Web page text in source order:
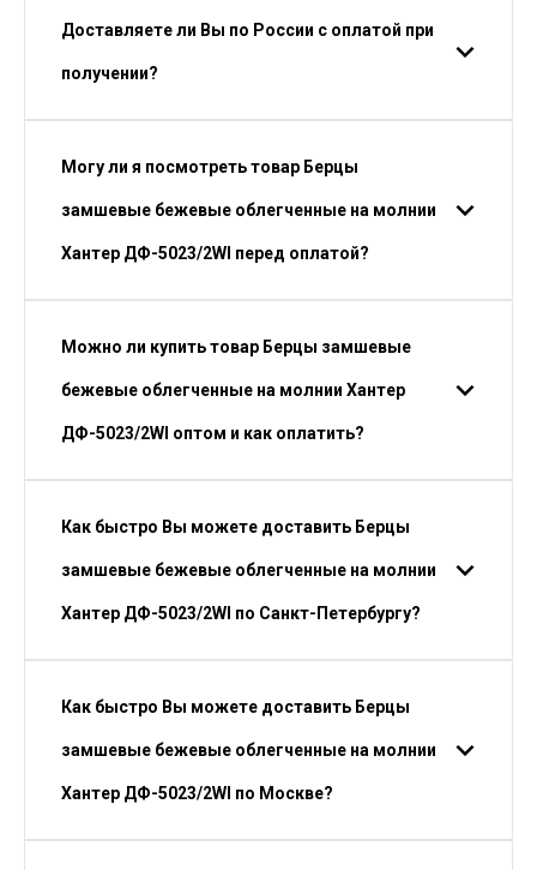
Доставляете ли Вы по России с оплатой при
получении?
Могу ли я посмотреть товар Берцы
замшевые бежевые облегченные на молнии
Хантер ДФ-5023/2WI перед оплатой?
Можно ли купить товар Берцы замшевые
бежевые облегченные на молнии Хантер
ДФ-5023/2WI оптом и как оплатить?
Как быстро Вы можете доставить Берцы
замшевые бежевые облегченные на молнии
Хантер ДФ-5023/2WI по Санкт-Петербургу?
Как быстро Вы можете доставить Берцы
замшевые бежевые облегченные на молнии
Хантер ДФ-5023/2WI по Москве?